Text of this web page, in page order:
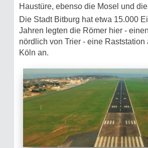
Haustüre, ebenso die Mosel und
Die Stadt Bitburg hat etwa 15.000
Jahren legten die Römer hier -
nördlich von Trier - eine Raststation
Köln an.